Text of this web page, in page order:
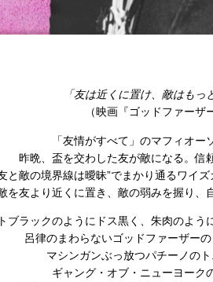
「友は近くに置け、敵はもっ
（映画『ゴッドファーザ
「友情がすべて」のマフィオー
昨晩、盃を交わした友が敵になる。信
と敵の境界線は曖昧”でまかり通るワイ
を友より近くに置き、敵の弱みを握り、
ブラックのようにドス黒く、朱肉のよう
呂律のまわらないゴッドファーザーの
マシンガンぶっ放つパチーノのト
ギャング・オブ・ニューヨーク